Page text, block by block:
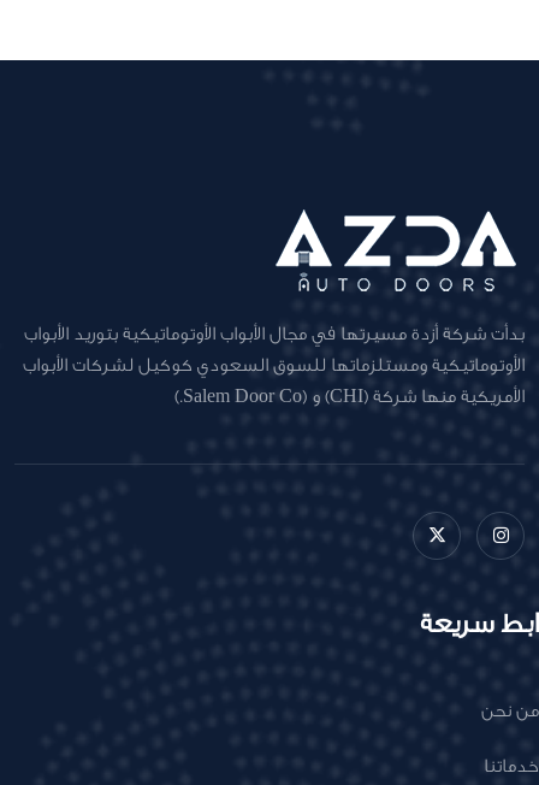
بدأت شركة أزدة مسيرتها في مجال الأبواب الأوتوماتيكية بتوريد الأبواب
الأوتوماتيكية ومستلزماتها للسوق السعودي كوكيل لشركات الأبواب
الأمريكية منها شركة (CHI) و (Salem Door Co.)
سريعة
من نحن
خدماتنا